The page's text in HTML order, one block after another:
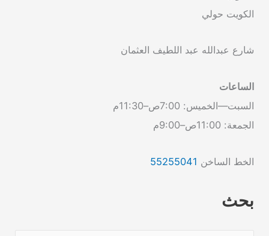
الكويت حولي
شارع عبدالله عبد اللطيف العثمان
الساعات
السبت—الخميس: 7:00ص–11:30م
الجمعة: 11:00ص–9:00م
الخط الساخن 55255041
بحث